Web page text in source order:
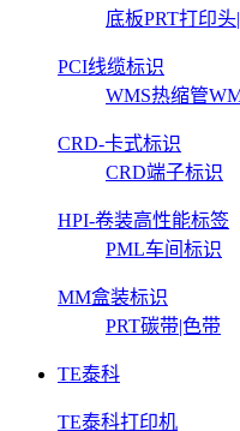
底板PRT打印
PCI线缆标识
WMS热缩管
CRD-卡式标识
CRD端子标识
HPI-卷装高性能标签
PML车间标识
MM盒装标识
PRT碳带|色带
TE泰科
TE泰科打印机